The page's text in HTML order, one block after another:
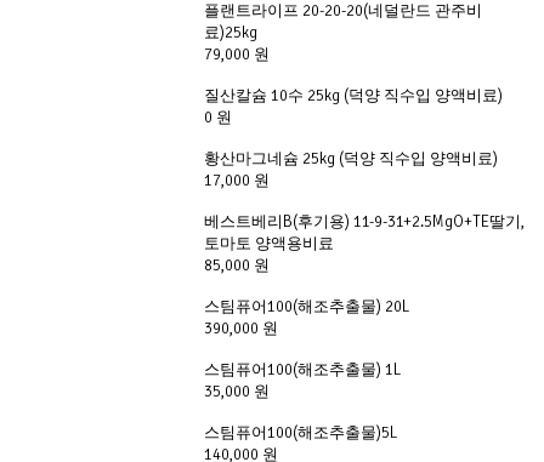
플랜트라이프 20-20-20(네덜란드 관주비
료)25kg
79,000 원
질산칼슘 10수 25kg (덕양 직수입 양액비료)
0 원
황산마그네슘 25kg (덕양 직수입 양액비료)
17,000 원
베스트베리B(후기용) 11-9-31+2.5MgO+TE딸기,
토마토 양액용비료
85,000 원
스팀퓨어100(해조추출물) 20L
390,000 원
스팀퓨어100(해조추출물) 1L
35,000 원
스팀퓨어100(해조추출물)5L
140,000 원